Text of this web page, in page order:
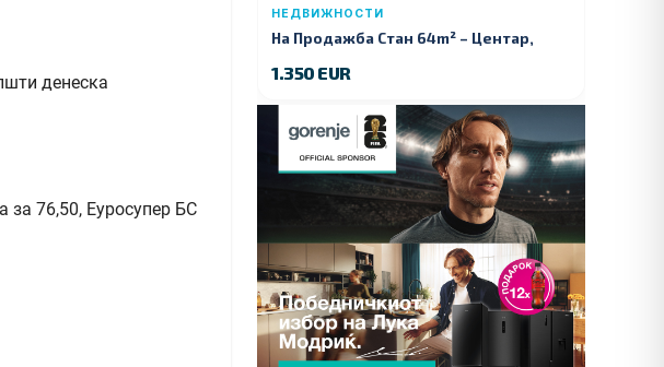
денеска
за 76,50, Еуросупер БС
НЕДВИЖНОСТИ
На Продажба Стан 64m² – Центар,
1.350 EUR